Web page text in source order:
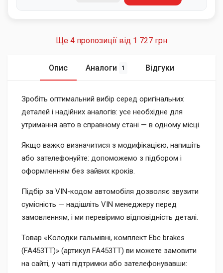
Ще 4 пропозиції від 1 727 грн
Опис Аналоги 1 Відгуки
Зробіть оптимальний вибір серед оригінальних
деталей і надійних аналогів: усе необхідне для
утримання авто в справному стані — в одному місці.
Якщо важко визначитися з модифікацією, напишіть
або зателефонуйте: допоможемо з підбором і
оформленням без зайвих кроків.
Підбір за VIN-кодом автомобіля дозволяє звузити
сумісність — надішліть VIN менеджеру перед
замовленням, і ми перевіримо відповідність деталі.
Товар «Колодки гальмівні, комплект Ebc brakes
(FA453TT)» (артикул FA453TT) ви можете замовити
на сайті, у чаті підтримки або зателефонувавши: